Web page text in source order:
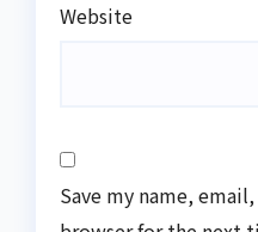
Website
Save my name,